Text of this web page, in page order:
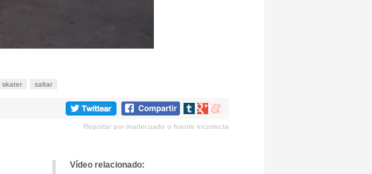
skater saltar
Compartir
tumblr
Compartir
Google+
Compartir
meneame
Reportar por inadecuado o fuente incorrecta
Vídeo relacionado: